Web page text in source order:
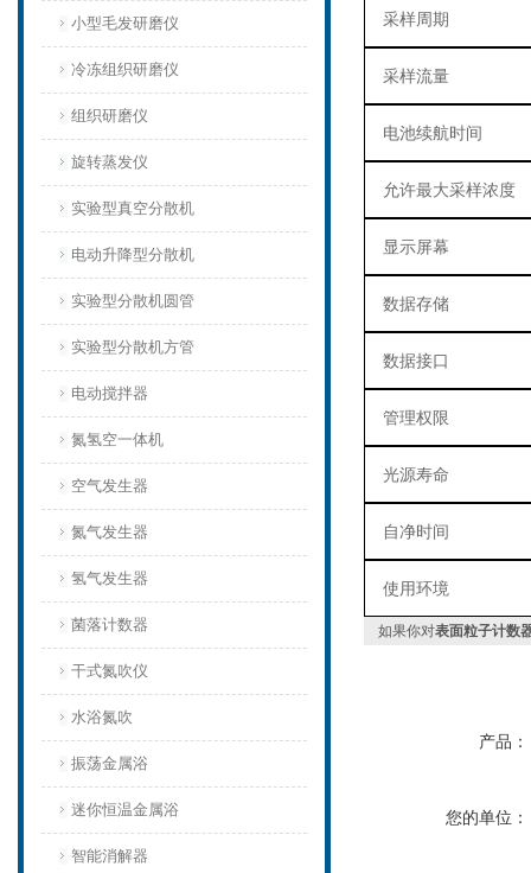
小型毛发研磨仪
冷冻组织研磨仪
组织研磨仪
旋转蒸发仪
实验型真空分散机
电动升降型分散机
实验型分散机圆管
实验型分散机方管
电动搅拌器
氮氢空一体机
空气发生器
氮气发生器
氢气发生器
菌落计数器
干式氮吹仪
水浴氮吹
振荡金属浴
迷你恒温金属浴
智能消解器
采样周期
采样流量
电池续航时间
允许最大采样浓度
显示屏幕
数据存储
数据接口
管理权限
光源寿命
自净时间
使用环境
如果你对表面粒子计数
产品：
您的单位：